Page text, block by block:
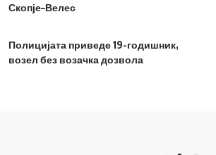
Скопје–Велес
Полицијата приведе 19-годишник,
возел без возачка дозвола